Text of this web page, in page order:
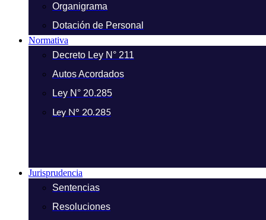
Organigrama
Dotación de Personal
Normativa
Decreto Ley N° 211
Autos Acordados
Ley N° 20.285
Ley N° 20.285
Jurisprudencia
Sentencias
Resoluciones